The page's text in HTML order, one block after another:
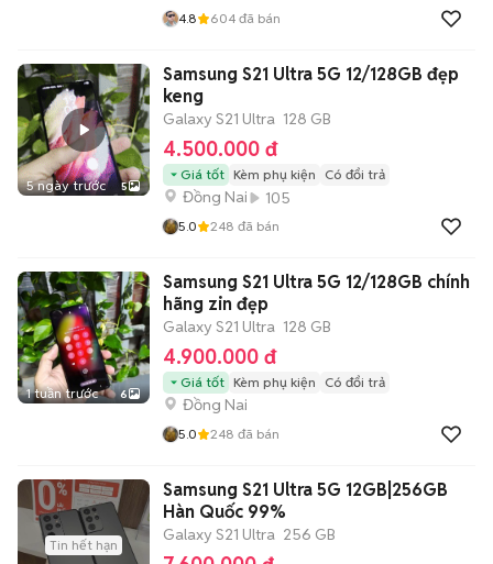
4.8 604 đã bán
5 ngày trước 5
Samsung S21 Ultra 5G 12/128GB đẹp
keng
Galaxy S21 Ultra 128 GB
4.500.000 đ
Giá tốt Kèm phụ kiện Có đổi trả
Đồng Nai 105
5.0 248 đã bán
1 tuần trước 6
Samsung S21 Ultra 5G 12/128GB chính
hãng zin đẹp
Galaxy S21 Ultra 128 GB
4.900.000 đ
Giá tốt Kèm phụ kiện Có đổi trả
Đồng Nai
5.0 248 đã bán
Tin hết hạn
Samsung S21 Ultra 5G 12GB|256GB
Hàn Quốc 99%
Galaxy S21 Ultra 256 GB